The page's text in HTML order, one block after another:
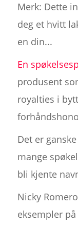
Merk: Dette
deg et hvitt
en din...
En
produsent
royalties i
Det er
mange
bli kjente
Nicky
eksempler